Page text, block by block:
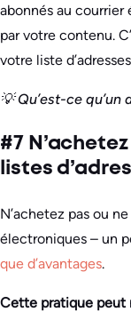
abonnés au
par votre contenu.
votre liste
💡 Qu’est-ce
#7
listes
N’achetez pas ou
électroniques – un
que d’avantages.
Cette pratique peut